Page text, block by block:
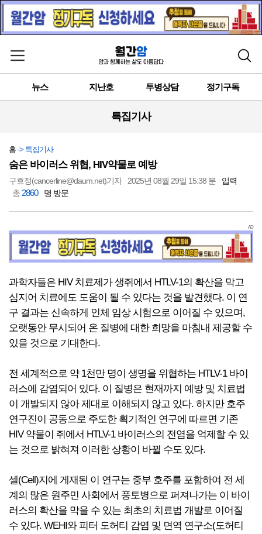
메뉴 열기 검색
뉴스 지난호 투병상담 정기구독
특집기사
홈 -> 특집기사
숨은 바이러스 위협, HIV약물로 예방
구효정(cancerline@daum.net)기자 2025년 08월 29일 15:38 분
입력
총 2860 명 방문
AD
과학자들은 HIV 치료제가 생쥐에서 HTLV-1의 확산을 막고
심지어 치료에도 도움이 될 수 있다는 것을 발견했다. 이 연
구 결과는 신속하게 인체 임상 시험으로 이어질 수 있으며,
오랫동안 무시되어 온 질병에 대한 희망을 마침내 제공할 수
있을 것으로 기대한다.
전 세계적으로 약 1천만 명이 생명을 위협하는 HTLV-1 바이
러스에 감염되어 있다. 이 질병은 현재까지 예방 및 치료법
이 개발되지 않아 제대로 이해되지 않고 있다. 하지만 호주
연구진이 공동으로 주도한 획기적인 연구에 따르면 기존
HIV 약물이 쥐에서 HTLV-1 바이러스의 전염을 억제할 수 있
는 것으로 밝혀져 이러한 상황이 바뀔 수도 있다.
셀(Cell)지에 게재된 이 연구는 중부 호주를 포함하여 전 세
계의 많은 원주민 사회에서 풍토병으로 퍼져나가는 이 바이
러스의 확산을 막을 수 있는 최초의 치료법 개발로 이어질
수 있다. WEHI와 피터 도허티 감염 및 면역 연구소(도허티